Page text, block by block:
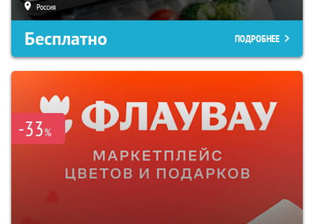
Россия
Бесплатно ПОДРОБНЕЕ
-33%